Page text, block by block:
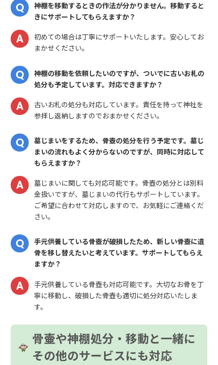
神棚を移動するときの作法が分かりません。移動すると
きにサポートしてもらえますか？
初めての場合は丁寧にサポートいたします。安心してお
まかせください。
神棚の移動を依頼したいのですが、ついでに古いお札の
処分も予定しています。対応できますか？
古いお札の処分も対応しています。責任を持って神社を
参拝し返納しますのでおまかせください。
墓じまいをするため、骨壺の処分を行う予定です。墓じ
まいの流れもよく分からないのですが、同時に対応して
もらえますか？
墓じまいに関しても対応可能です。骨壺の処分とは別料
金扱いですが、墓じまいの代行もサポートしています。
ご希望に合わせて対応しますので、お気軽にご連絡くだ
さい。
手元供養している骨壺が破損したため、新しい骨壺に遺
骨を移し替えたいと考えています。サポートしてもらえ
ますか？
手元供養している骨壺も対応可能です。大切なお骨を丁
寧に移動し、破損した骨壺も適切に処分対応いたしま
す。
骨壷や神棚処分・移動と一緒に
その他のサービスにも対応